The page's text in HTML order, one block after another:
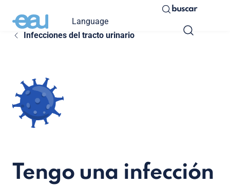
Language
buscar
Infecciones del tracto urinario
Tengo una infección